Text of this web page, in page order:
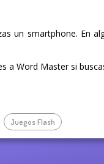
un smartphone. En
Word Master si
Juegos Flash